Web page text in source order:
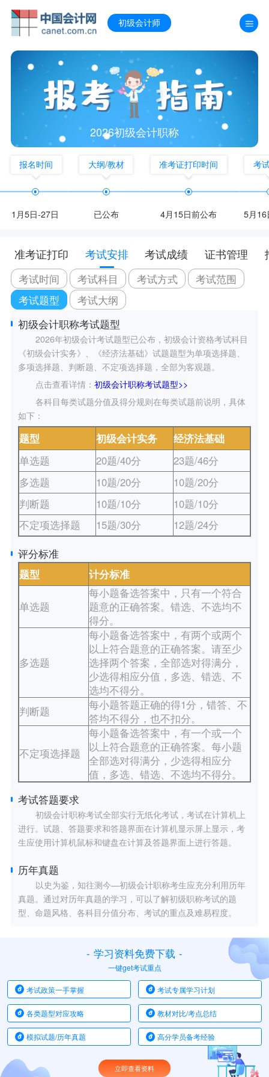
初级会计师
2026初级会计职称
报名时间
1月5日-27日
大纲/教材
已公布
准考证打印时间
4月15日前公布
考
5月
准考证打印 考试安排 考试成绩 证书管理
考试时间 考试科目 考试方式
考试范围
考试题型
考试大纲
初级会计职称考试题型
2026年初级会计考试题型已公布，初级会计资格考试科目
《初级会计实务》、《经济法基础》试题题型为单项选择题、
多项选择题、判断题、不定项选择题，全部为客观题。
点击查看详情： 初级会计职称考试题型>>
各科目每类试题分值及得分规则在每类试题前说明，具体
如下：
题型 初级会计实务
经济法基础
单选题
20题/40分
23题/46分
多选题
10题/20分
10题/20分
判断题
10题/10分
10题/10分
不定项选择题
15题/30分 12题/24分
评分标准
题型
计分标准
单选题
每小题备选答案中，只有一个符合
题意的正确答案。错选、不选均不
得分。
多选题
每小题备选答案中，有两个或两个
以上符合题意的正确答案。请至少
选择两个答案，全部选对得满分，
少选得相应分值，多选、错选、不
选均不得分。
判断题
每小题答题正确的得1分，错答、不
答均不得分，也不扣分。
不定项选择题
每小题备选答案中，有一个或一个
以上符合题意的正确答案。每小题
全部选对得满分，少选得相应分
值，多选、错选、不选均不得分。
考试答题要求
初级会计职称考试全部实行无纸化考试，考试在计算机上
进行。试题、答题要求和答题界面在计算机显示屏上显示，考
生应使用计算机鼠标和键盘在计算及答题界面上进行答题。
历年真题
以史为鉴，知往测今—初级会计职称考生应充分利用历年
真题。通过对历年真题的学习，可以了解初级职称考试的题
型、命题风格、各科目分值分布、考试的重点及难易程度。
- 学习资料免费下载 -
一键get考试重点
考试政策一手掌握 考试专属学习计划
各类题型对应攻略 教材对比/考点总结
模拟试题/历年真题 高分学员备考经验
立即查看资料